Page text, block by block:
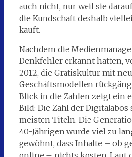
auch nicht, nur weil sie
die Kundschaft deshalb
kauft.
Nachdem die
Denkfehler erkannt hatten,
2012, die Gratiskultur mit
Geschäftsmodellen
Blick in die Zahlen zeigt ein
Bild: Die Zahl der
meisten Titeln. Die
40-Jährigen wurde viel zu
gewöhnt, dass Inhalte – ob
online – nichts kosten. Laut